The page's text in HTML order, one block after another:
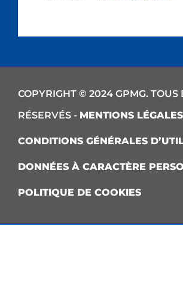
COPYRIGHT © 2024 GPMG. TOUS
RÉSERVÉS - MENTIONS LÉGALES
CONDITIONS GÉNÉRALES
DONNÉES À CARACTÈRE
POLITIQUE DE COOKIES